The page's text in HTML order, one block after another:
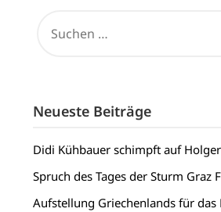
NACH:
Neueste Beiträge
Didi Kühbauer schimpft auf
Spruch des Tages der Sturm Graz
Aufstellung Griechenlands für das